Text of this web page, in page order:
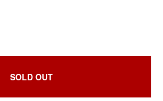
SOLD OUT